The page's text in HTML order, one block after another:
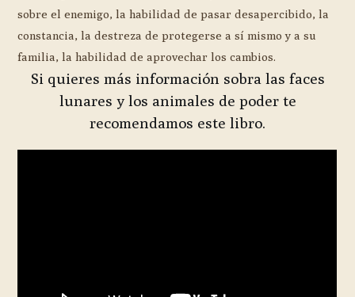
sobre el enemigo, la habilidad de pasar desapercibido, la
constancia, la destreza de protegerse a sí mismo y a su
familia, la habilidad de aprovechar los cambios.
Si quieres más información sobra las faces
lunares y los animales de poder te
recomendamos este libro.